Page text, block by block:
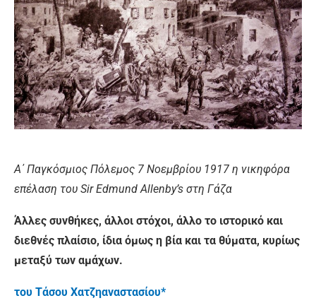
Α΄ Παγκόσμιος Πόλεμος 7 Νοεμβρίου 1917 η νικηφόρα
επέλαση του Sir Edmund Allenby’s στη Γάζα
Άλλες συνθήκες, άλλοι στόχοι, άλλο το ιστορικό και
διεθνές πλαίσιο, ίδια όμως η βία και τα θύματα, κυρίως
μεταξύ των αμάχων.
του Τάσου Χατζηαναστασίου*